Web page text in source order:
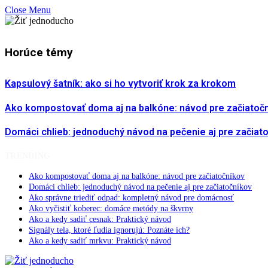
Close Menu
Horúce témy
Kapsulový šatník: ako si ho vytvoriť krok za krokom
Ako kompostovať doma aj na balkóne: návod pre
Domáci chlieb: jednoduchý návod na pečenie aj pre
Ako kompostovať doma aj na balkóne: návod pre začiatočníkov
Domáci chlieb: jednoduchý návod na pečenie aj pre začiatočníkov
Ako správne triediť odpad: kompletný návod pre domácnosť
Ako vyčistiť koberec: domáce metódy na škvrny
Ako a kedy sadiť cesnak: Praktický návod
Signály tela, ktoré ľudia ignorujú: Poznáte ich?
Ako a kedy sadiť mrkvu: Praktický návod